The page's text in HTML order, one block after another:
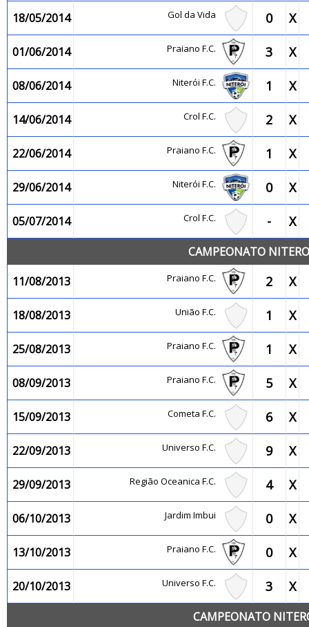
18/05/2014 Gol da Vida 0 X
01/06/2014 Praiano F.C. 3 X
08/06/2014 Niterói F.C. 1 X
14/06/2014 Crol F.C. 2 X
22/06/2014 Praiano F.C. 1 X
29/06/2014 Niterói F.C. 0 X
05/07/2014 Crol F.C. - X
CAMPEONATO
11/08/2013
Praiano F.C. 2 X
18/08/2013 União F.C. 1 X
25/08/2013 Praiano F.C. 1 X
08/09/2013 Praiano F.C. 5 X
15/09/2013 Cometa F.C. 6 X
22/09/2013 Universo F.C. 9 X
29/09/2013 Região Oceanica F.C. 4 X
06/10/2013 Jardim Imbui 0 X
13/10/2013 Praiano F.C. 0 X
20/10/2013 Universo F.C. 3 X
CAMPEONATO